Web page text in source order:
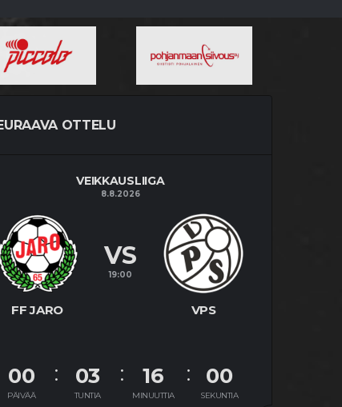
OTTELU
VEIKKAUSLIIGA
8.8.2026
FF JARO VPS
VS
19:00
00
PÄIVÄÄ
03
TUNTIA
15
MINUUTTIA
59
SEKUNTIA